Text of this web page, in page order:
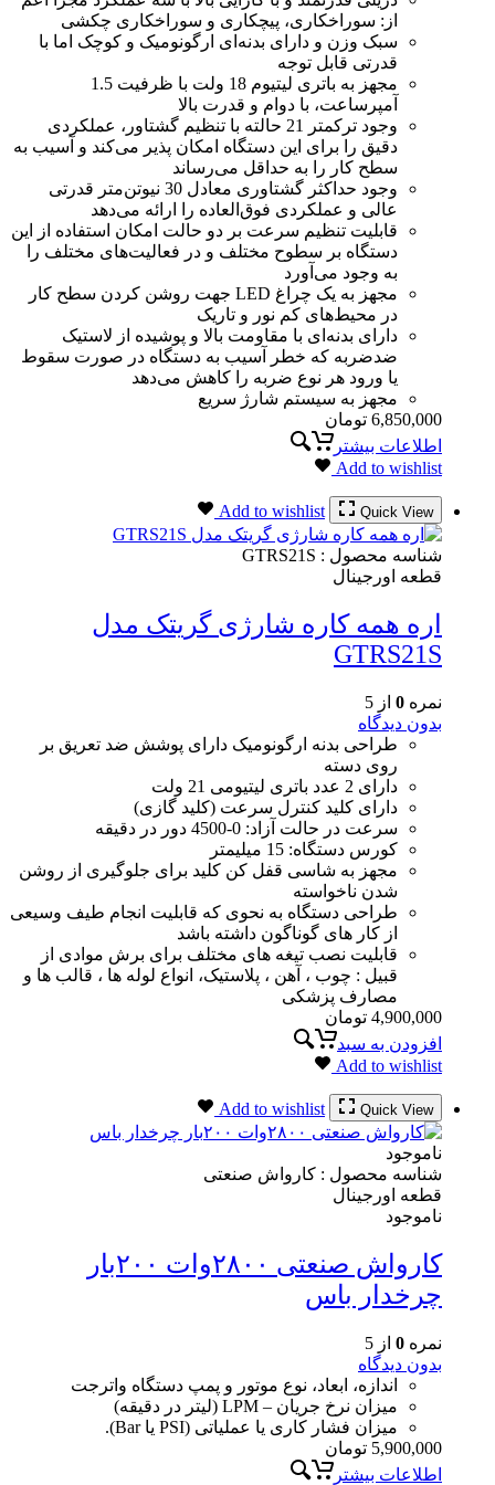
از: سوراخکاری، پیچکاری و سوراخکاری چکشی
سبک وزن و دارای بدنه‌ای ارگونومیک و کوچک اما با
قدرتی قابل توجه
مجهز به باتری لیتیوم 18 ولت با ظرفیت 1.5
آمپرساعت، با دوام و قدرت بالا
وجود ترکمتر 21 حالته با تنظیم گشتاور، عملکردی
دقیق را برای این دستگاه امکان پذیر می‌کند و آسیب به
سطح کار را به حداقل می‌رساند
وجود حداکثر گشتاوری معادل 30 ​​نیوتن‌متر قدرتی
عالی و عملکردی فوق‌العاده را ارائه می‌د‌هد
قابلیت تنظیم سرعت بر دو حالت امکان استفاده از این
دستگاه بر سطوح مختلف و در فعالیت‌های مختلف را
به وجود می‌آورد
مجهز به یک چراغ LED جهت روشن کردن سطح کار
در محیط‌های کم نور و تاریک
دارای بدنه‌ای با مقاومت بالا و پوشیده از لاستیک
ضدضربه که خطر آسیب به دستگاه در صورت سقوط
یا ورود هر نوع ضربه را کاهش می‌دهد
مجهز به سیستم شارژ سریع
6,850,000 تومان
اطلاعات بیشتر
Add to wishlist
Quick View
Add to wishlist
شناسه محصول : GTRS21S
قطعه اورجینال
اره همه کاره شارژی گریتک مدل
GTRS21S
نمره 0 از 5
بدون دیدگاه
طراحی بدنه ارگونومیک دارای پوشش ضد تعریق بر
روی دسته
دارای 2 عدد باتری لیتیومی 21 ولت
دارای کلید کنترل سرعت (کلید گازی)
سرعت در حالت آزاد: 0-4500 دور در دقیقه
کورس دستگاه: 15 میلیمتر
مجهز به شاسی قفل کن کلید برای جلوگیری از روشن
شدن ناخواسته
طراحی دستگاه به نحوی که قابلیت انجام طیف وسیعی
از کار های گوناگون داشته باشد
قابلیت نصب تیغه های مختلف برای برش موادی از
قبیل : چوب ، آهن ، پلاستیک، انواع لوله ها ، قالب ها و
مصارف پزشکی
4,900,000 تومان
افزودن به سبد
Add to wishlist
Quick View
Add to wishlist
ناموجود
شناسه محصول : کارواش صنعتی
قطعه اورجینال
ناموجود
کارواش صنعتی ۲۸۰۰وات ۲۰۰بار
چرخدار باس
نمره 0 از 5
بدون دیدگاه
اندازه، ابعاد، نوع موتور و پمپ دستگاه واترجت
میزان نرخ جریان – LPM (لیتر در دقیقه)
میزان فشار کاری یا عملیاتی (PSI یا Bar).
5,900,000 تومان
اطلاعات بیشتر